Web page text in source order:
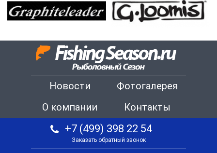
Новости
Фотогалерея
О компании
Контакты
+7 (499) 398 22 54
Заказать обратный звонок